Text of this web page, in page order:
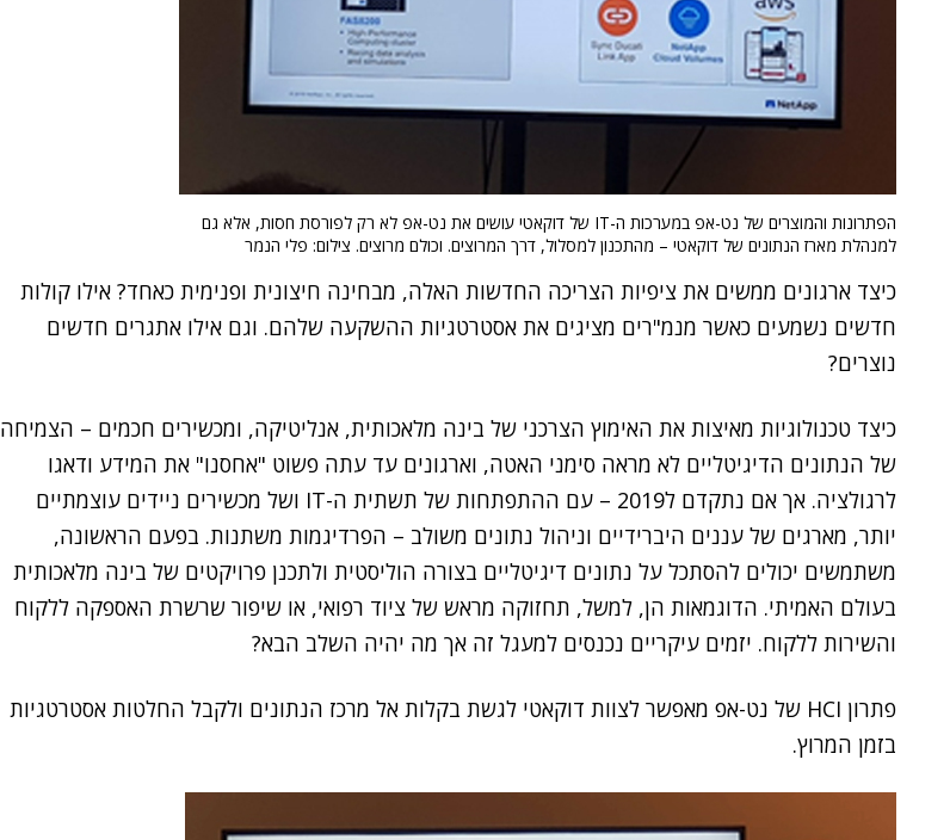
הפתרונות והמוצרים של נט-אפ במערכות ה-IT של דוקאטי עושים את נט-אפ לא רק לפורסת חסות, אלא גם
למנהלת מארז הנתונים של דוקאטי – מהתכנון למסלול, דרך המרוצים. וכולם מרוצים. צילום: פלי הנמר
כיצד ארגונים ממשים את ציפיות הצריכה החדשות האלה, מבחינה חיצונית ופנימית כאחד? אילו קולות
חדשים נשמעים כאשר מנמ"רים מציגים את אסטרטגיות ההשקעה שלהם. וגם אילו אתגרים חדשים
נוצרים?
כיצד טכנולוגיות מאיצות את האימוץ הצרכני של בינה מלאכותית, אנליטיקה, ומכשירים חכמים – הצמיחה
של הנתונים הדיגיטליים לא מראה סימני האטה, וארגונים עד עתה פשוט "אחסנו" את המידע ודאגו
לרגולציה. אך אם נתקדם ל2019 – עם ההתפתחות של תשתית ה-IT ושל מכשירים ניידים עוצמתיים
יותר, מארגים של עננים היברידיים וניהול נתונים משולב – הפרדיגמות משתנות. בפעם הראשונה,
משתמשים יכולים להסתכל על נתונים דיגיטליים בצורה הוליסטית ולתכנן פרויקטים של בינה מלאכותית
בעולם האמיתי. הדוגמאות הן, למשל, תחזוקה מראש של ציוד רפואי, או שיפור שרשרת האספקה ללקוח
והשירות ללקוח. יזמים עיקריים נכנסים למעגל זה אך מה יהיה השלב הבא?
פתרון HCI של נט-אפ מאפשר לצוות דוקאטי לגשת בקלות אל מרכז הנתונים ולקבל החלטות אסטרטגיות
בזמן המרוץ.